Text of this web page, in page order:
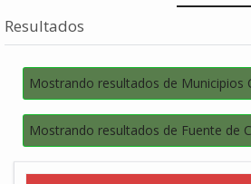
Resultados
Mostrando resultados de Municipios
Mostrando resultados de Fuente de